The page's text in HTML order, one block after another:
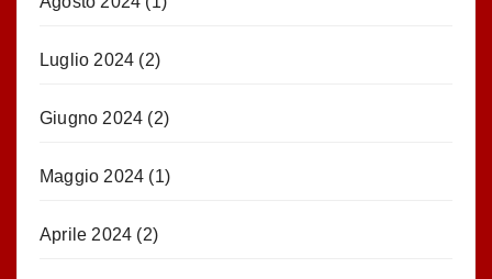
Luglio 2024 (2)
Giugno 2024 (2)
Maggio 2024 (1)
Aprile 2024 (2)